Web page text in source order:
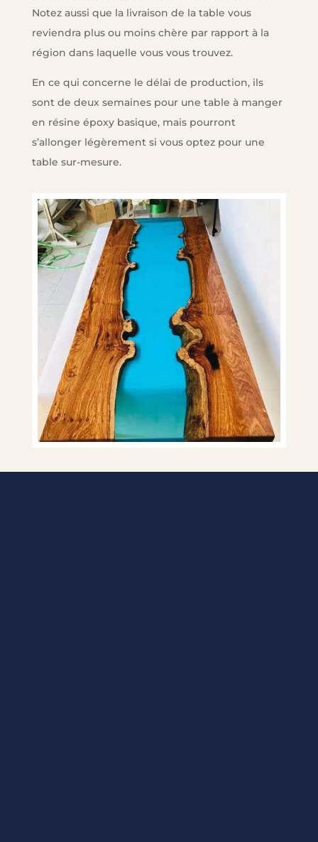
Notez aussi que la livraison de la table vous
reviendra plus ou moins chère par rapport à la
région dans laquelle vous vous trouvez.
En ce qui concerne le délai de production, ils
sont de deux semaines pour une table à manger
en résine époxy basique, mais pourront
s’allonger légèrement si vous optez pour une
table sur-mesure.